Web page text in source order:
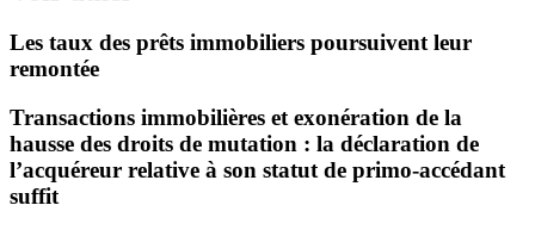
Les taux des prêts immobiliers poursuivent leur
remontée
Transactions immobilières et exonération de la
hausse des droits de mutation : la déclaration de
l’acquéreur relative à son statut de primo-accédant
suffit